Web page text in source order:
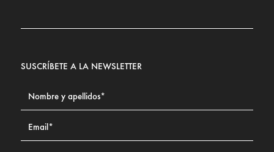
SUSCRÍBETE A LA NEWSLETTER